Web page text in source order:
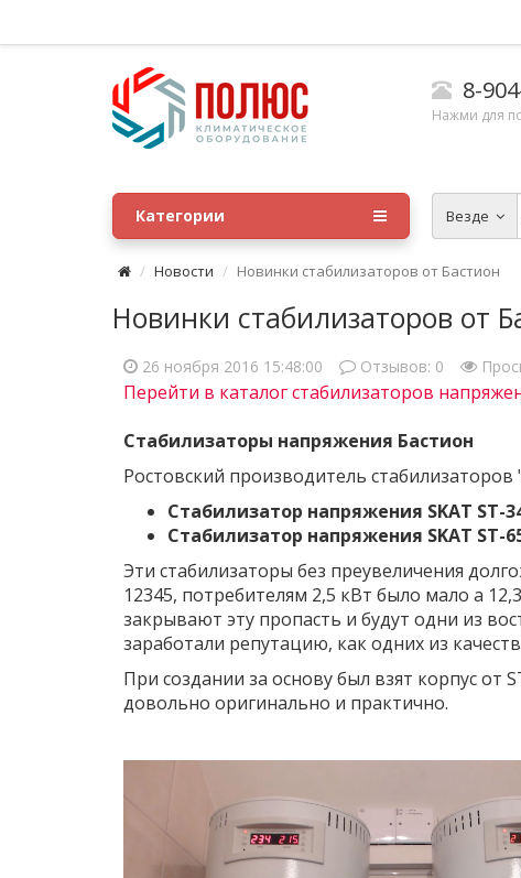
8-
Нажми для
Везде
Категории
Новости Новинки стабилизаторов от Бастион
Новинки стабилизаторов от
26 ноября 2016 15:48:00 Отзывов: 0
Перейти в каталог стабилизаторов
Стабилизаторы напряжения Бастион
Ростовский производитель
Стабилизатор напряжения SKAT ST-
Стабилизатор напряжения SKAT ST-
Эти стабилизаторы без преувеличения
12345, потребителям 2,5 кВт было мало а
закрывают эту пропасть и будут одни из
заработали репутацию, как одних из
При создании за основу был взят корпус от
довольно оригинально и практично.